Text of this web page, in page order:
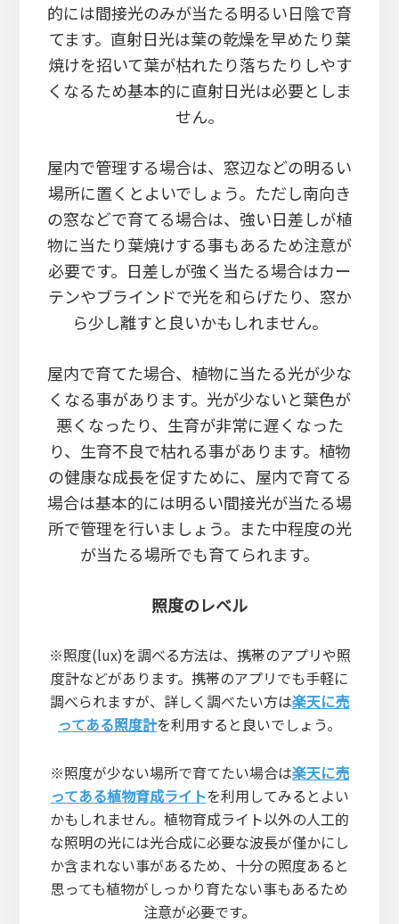
的には間接光のみが当たる明るい日陰で育
てます。直射日光は葉の乾燥を早めたり葉
焼けを招いて葉が枯れたり落ちたりしやす
くなるため基本的に直射日光は必要としま
せん。
屋内で管理する場合は、窓辺などの明るい
場所に置くとよいでしょう。ただし南向き
の窓などで育てる場合は、強い日差しが植
物に当たり葉焼けする事もあるため注意が
必要です。日差しが強く当たる場合はカー
テンやブラインドで光を和らげたり、窓か
ら少し離すと良いかもしれません。
屋内で育てた場合、植物に当たる光が少な
くなる事があります。光が少ないと葉色が
悪くなったり、生育が非常に遅くなった
り、生育不良で枯れる事があります。植物
の健康な成長を促すために、屋内で育てる
場合は基本的には明るい間接光が当たる場
所で管理を行いましょう。また中程度の光
が当たる場所でも育てられます。
照度のレベル
※照度(lux)を調べる方法は、携帯のアプリや照
度計などがあります。携帯のアプリでも手軽に
調べられますが、詳しく調べたい方は楽天に売
ってある照度計を利用すると良いでしょう。
※照度が少ない場所で育てたい場合は楽天に売
ってある植物育成ライトを利用してみるとよい
かもしれません。植物育成ライト以外の人工的
な照明の光には光合成に必要な波長が僅かにし
か含まれない事があるため、十分の照度あると
思っても植物がしっかり育たない事もあるため
注意が必要です。